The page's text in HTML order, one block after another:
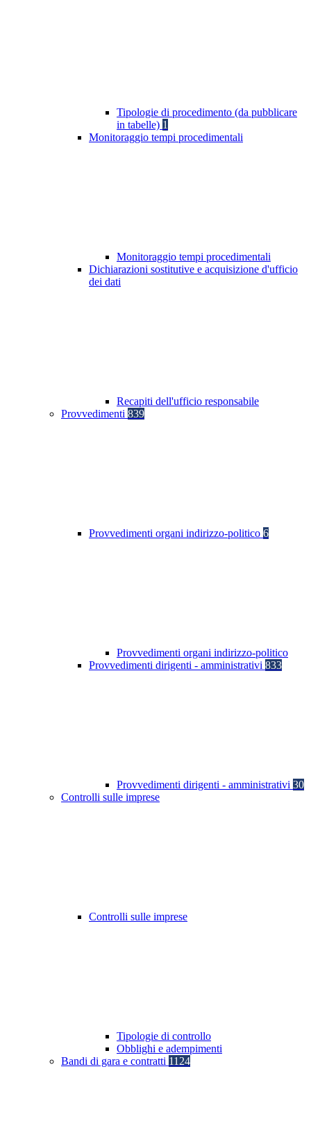
Tipologie di procedimento (da pubblicare
in tabelle) 1
Monitoraggio tempi procedimentali
Monitoraggio tempi procedimentali
Dichiarazioni sostitutive e acquisizione d'ufficio
dei dati
Recapiti dell'ufficio responsabile
Provvedimenti 839
Provvedimenti organi indirizzo-politico 6
Provvedimenti organi indirizzo-politico
Provvedimenti dirigenti - amministrativi 833
Provvedimenti dirigenti - amministrativi 30
Controlli sulle imprese
Controlli sulle imprese
Tipologie di controllo
Obblighi e adempimenti
Bandi di gara e contratti 1124